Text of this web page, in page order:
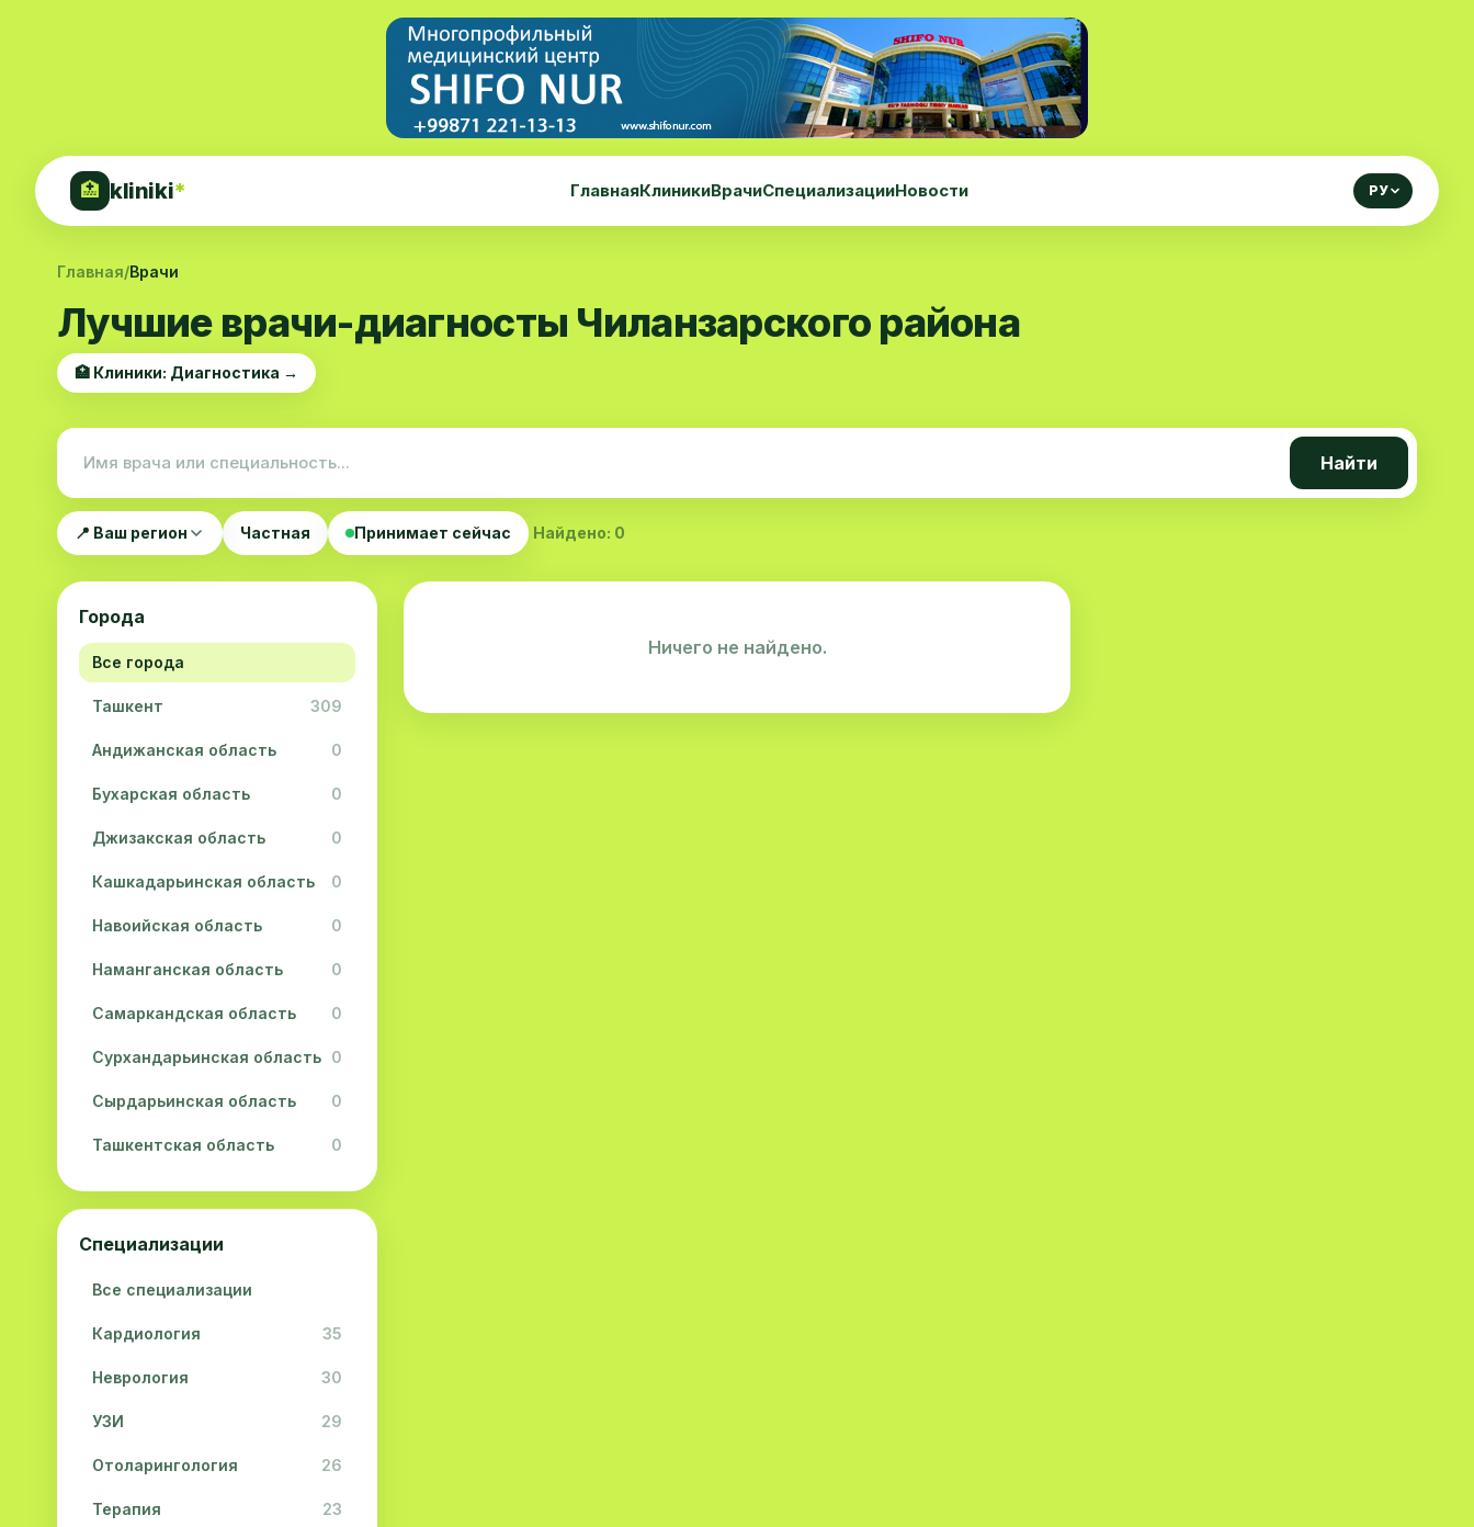
🏥 kliniki* ГлавнаяКлиникиВрачиСпециализацииНовости РУ
Главная/Врачи
Лучшие врачи-диагносты Чиланзарского района
🏥 Клиники: Диагностика →
Найти
📍 Ваш регион Частная Принимает сейчас Найдено: 0
Города
Все города
Ташкент 309
Андижанская область 0
Бухарская область 0
Джизакская область 0
Кашкадарьинская область 0
Навоийская область 0
Наманганская область 0
Самаркандская область 0
Сурхандарьинская область 0
Сырдарьинская область 0
Ташкентская область 0
Ферганская область 0
Специализации
Все специализации
Кардиология 35
Неврология 30
УЗИ 29
Отоларингология 26
Терапия 23
Ничего не найдено.